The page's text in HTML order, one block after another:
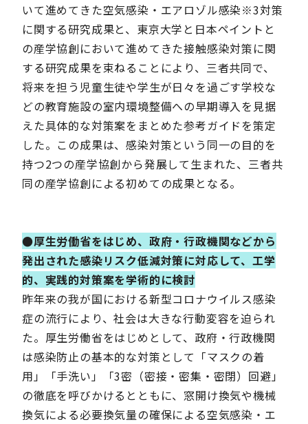
いて進めてきた空気感染・エアロゾル感染※3対策
に関する研究成果と、東京大学と日本ペイントと
の産学協創において進めてきた接触感染対策に関
する研究成果を束ねることにより、三者共同で、
将来を担う児童生徒や学生が日々を過ごす学校な
どの教育施設の室内環境整備への早期導入を見据
えた具体的な対策案をまとめた参考ガイドを策定
した。この成果は、感染対策という同一の目的を
持つ2つの産学協創から発展して生まれた、三者共
同の産学協創による初めての成果となる。
●厚生労働省をはじめ、政府・行政機関などから
発出された感染リスク低減対策に対応して、工学
的、実践的対策案を学術的に検討
昨年来の我が国における新型コロナウイルス感染
症の流行により、社会は大きな行動変容を迫られ
た。厚生労働省をはじめとして、政府・行政機関
は感染防止の基本的な対策として「マスクの着
用」「手洗い」「3密（密接・密集・密閉）回避」
の徹底を呼びかけるとともに、窓開け換気や機械
換気による必要換気量の確保による空気感染・エ